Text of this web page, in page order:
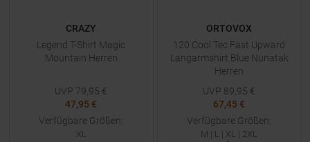
CRAZY
Legend T-Shirt Magic
Mountain Herren
UVP 79,95 €
47,95 €
Verfügbare Größen:
XL
ORTOVOX
120 Cool Tec Fast Upward
Langarmshirt Blue Nunatak
Herren
UVP 89,95 €
67,45 €
Verfügbare Größen:
M | L | XL | 2XL